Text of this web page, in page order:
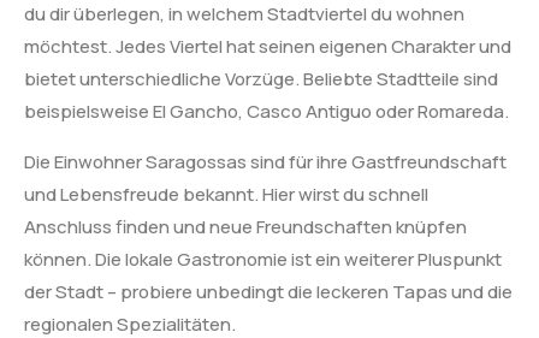
du dir überlegen, in welchem Stadtviertel du wohnen
möchtest. Jedes Viertel hat seinen eigenen Charakter und
bietet unterschiedliche Vorzüge. Beliebte Stadtteile sind
beispielsweise El Gancho, Casco Antiguo oder Romareda.
Die Einwohner Saragossas sind für ihre Gastfreundschaft
und Lebensfreude bekannt. Hier wirst du schnell
Anschluss finden und neue Freundschaften knüpfen
können. Die lokale Gastronomie ist ein weiterer Pluspunkt
der Stadt – probiere unbedingt die leckeren Tapas und die
regionalen Spezialitäten.